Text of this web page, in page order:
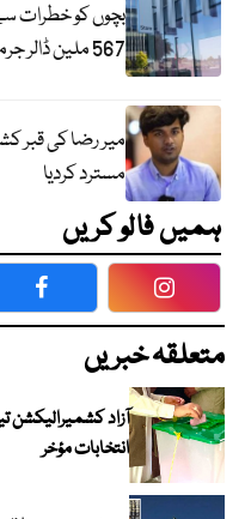
بچوں کو خطرات سے
567 ملین ڈالر جرمانہ
میر رضا کی قبر
مسترد کردیا
ہمیں فالو کریں
Facebook
متعلقہ خبریں
آزاد کشمیرالیکشن
انتخابات مؤخر